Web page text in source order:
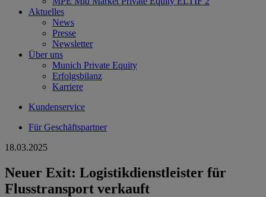
Aktuelles
News
Presse
Newsletter
Über uns
Munich Private Equity
Erfolgsbilanz
Karriere
Kundenservice
Für Geschäftspartner
18.03.2025
Neuer Exit: Logistikdienstleister für
Flusstransport verkauft